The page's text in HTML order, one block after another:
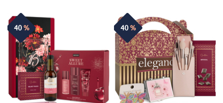
40% 40%